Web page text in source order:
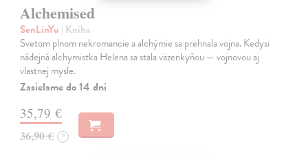
Alchemised
SenLinYu | Kniha
Svetom plnom nekromancie a alchýmie sa prehnala vojna. Kedysi
nádejná alchymistka Helena sa stala väzenkyňou — vojnovou aj
vlastnej mysle.
Zasielame do 14 dní
35,79 €
36,90 € ?